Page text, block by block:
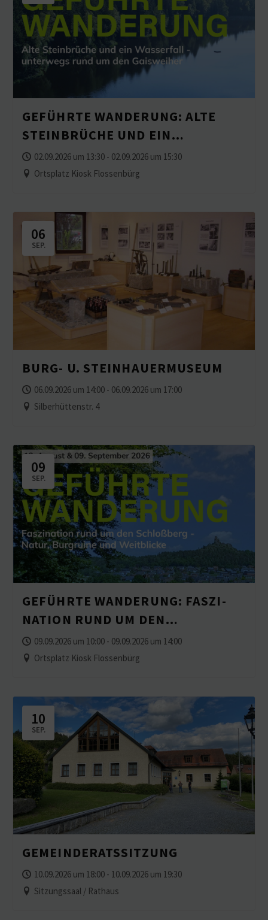
GEFÜHRTE WANDERUNG: ALTE
STEIN­BRÜCHE UND EIN
WASSERFALL – UNTERWEGS RUND
UM DEN GAISWEIHER
02.09.2026 um 13:30 - 02.09.2026 um 15:30
Ortsplatz Kiosk Flossenbürg
06
SEP.
BURG- U. STEINHAUERMUSEUM
06.09.2026 um 14:00 - 06.09.2026 um 17:00
Silberhüttenstr. 4
09
SEP.
GEFÜHRTE WANDERUNG: FASZI­
NATION RUND UM DEN
SCHLOSSBERG – NATUR,
BURGRUINE UND WEITBLICKE
09.09.2026 um 10:00 - 09.09.2026 um 14:00
Ortsplatz Kiosk Flossenbürg
10
SEP.
GEMEIN­DE­RATS­SITZUNG
10.09.2026 um 18:00 - 10.09.2026 um 19:30
Sitzungssaal / Rathaus